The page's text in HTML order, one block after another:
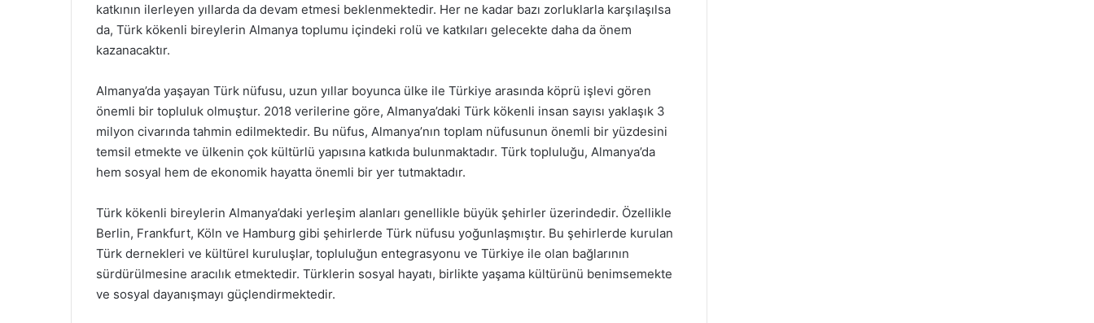
katkının ilerleyen yıllarda da devam etmesi beklenmektedir. Her ne kadar bazı zorluklarla karşılaşılsa
da, Türk kökenli bireylerin Almanya toplumu içindeki rolü ve katkıları gelecekte daha da önem
kazanacaktır.
Almanya’da yaşayan Türk nüfusu, uzun yıllar boyunca ülke ile Türkiye arasında köprü işlevi gören
önemli bir topluluk olmuştur. 2018 verilerine göre, Almanya’daki Türk kökenli insan sayısı yaklaşık 3
milyon civarında tahmin edilmektedir. Bu nüfus, Almanya’nın toplam nüfusunun önemli bir yüzdesini
temsil etmekte ve ülkenin çok kültürlü yapısına katkıda bulunmaktadır. Türk topluluğu, Almanya’da
hem sosyal hem de ekonomik hayatta önemli bir yer tutmaktadır.
Türk kökenli bireylerin Almanya’daki yerleşim alanları genellikle büyük şehirler üzerindedir. Özellikle
Berlin, Frankfurt, Köln ve Hamburg gibi şehirlerde Türk nüfusu yoğunlaşmıştır. Bu şehirlerde kurulan
Türk dernekleri ve kültürel kuruluşlar, topluluğun entegrasyonu ve Türkiye ile olan bağlarının
sürdürülmesine aracılık etmektedir. Türklerin sosyal hayatı, birlikte yaşama kültürünü benimsemekte
ve sosyal dayanışmayı güçlendirmektedir.